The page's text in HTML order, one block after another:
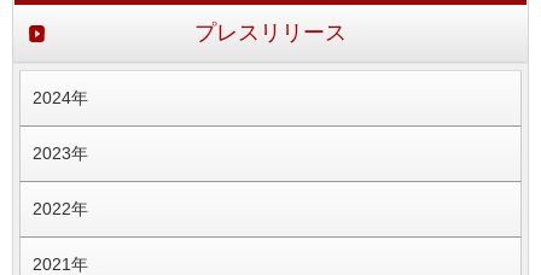
プレスリリース
2024年
2023年
2022年
2021年